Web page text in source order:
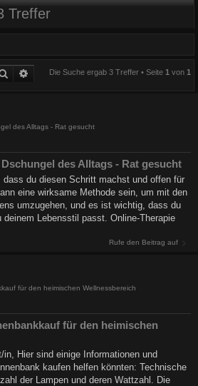
Treffer
Suche Erweiterte Suche
Die Suche ergab 3 Treffer • Seite 1von 1
des Alltags - Rat gesucht
des Alltags - Rat gesucht
dass du diesen Schritt machst und offen für
eine wirksame Methode sein, um mit den
umzugehen, und es ist wichtig, dass du
Lebensstil passt. Online-Therapie
Rufe den Beitrag auf
für den heimischen Wellnessbereich
für den heimischen
in, Hier sind einige Informationen und
kaufen helfen könnten: Technische
der Lampen und deren Wattzahl. Die